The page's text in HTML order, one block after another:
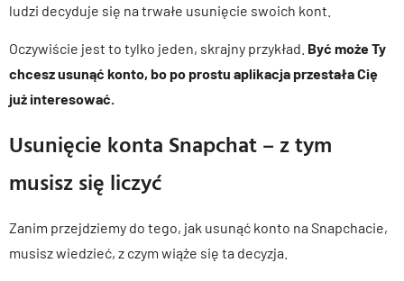
ludzi decyduje się na trwałe usunięcie swoich kont.
Oczywiście jest to tylko jeden, skrajny przykład. Być może Ty
chcesz usunąć konto, bo po prostu aplikacja przestała Cię
już interesować.
Usunięcie konta Snapchat – z tym
musisz się liczyć
Zanim przejdziemy do tego, jak usunąć konto na Snapchacie,
musisz wiedzieć, z czym wiąże się ta decyzja.